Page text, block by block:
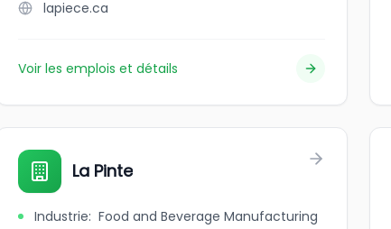
lapiece.ca
Voir les emplois et détails
La Pinte
Industrie: Food and Beverage Manufacturing